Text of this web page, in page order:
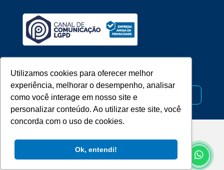
Utilizamos cookies para oferecer melhor
experiência, melhorar o desempenho, analisar
como você interage em nosso site e
personalizar conteúdo. Ao utilizar este site, você
concorda com o uso de cookies.
Ok, entendi!
Desenvolvido por